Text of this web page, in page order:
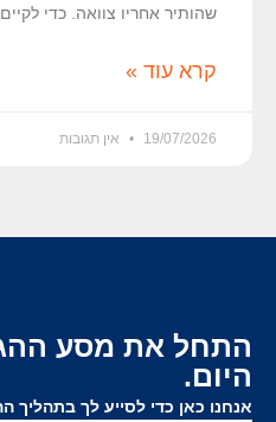
שהותיר אחריו צוואה. כדי
קרא עוד »
19/07/2026 אין תגובות
התחל את מסע
היום.
אנחנו כאן כדי לסייע לך בתהליך